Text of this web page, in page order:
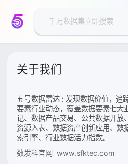
关于我们
五号数据雷达 : 发现数据价值，追
要素行业动态，覆盖数据要素七大
记、数据产品交易、公共数据开放
资源入表、数据资产创新应用、数
索引擎、行业数据活力指数。
数发科官网 www.sfktec.com